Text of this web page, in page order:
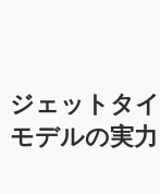
ジェットタ
モデルの実力